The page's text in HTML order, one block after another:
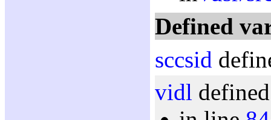
Defined
sccsid
vidl